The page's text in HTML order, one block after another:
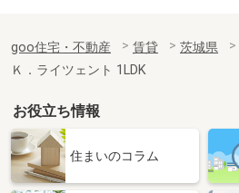
goo住宅・不動産 賃貸 茨城県
Ｋ．ライツェント 1LDK
お役立ち情報
住まいのコラム